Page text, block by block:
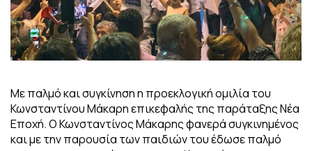
Με παλμό και συγκίνηση η προεκλογική ομιλία του
Κωνσταντίνου Μάκαρη επικεφαλής της παράταξης Νέα
Εποχή. Ο Κωνσταντίνος Μάκαρης φανερά συγκινημένος
και με την παρουσία των παιδιών του έδωσε παλμό